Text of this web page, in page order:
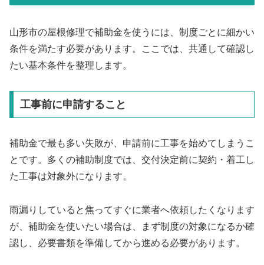
山形市の屋根修理で補助金を使うには、制度ごとに細かい
条件を満たす必要があります。ここでは、共通して確認し
たい基本条件を整理します。
工事前に申請すること
補助金で最も多い失敗が、申請前に工事を始めてしまうこ
とです。多くの補助制度では、交付決定前に契約・着工し
た工事は対象外になります。
雨漏りしていると焦ってすぐに業者へ依頼したくなります
が、補助金を使いたい場合は、まず制度の対象になるか確
認し、必要書類を準備してから進める必要があります。